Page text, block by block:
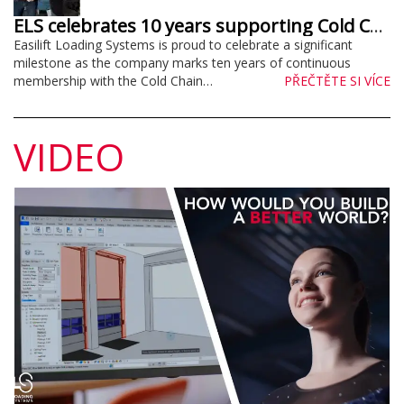
ELS celebrates 10 years supporting Cold Chain Federation
Easilift Loading Systems is proud to celebrate a significant
milestone as the company marks ten years of continuous
membership with the Cold Chain…
PŘEČTĚTE SI VÍCE
VIDEO